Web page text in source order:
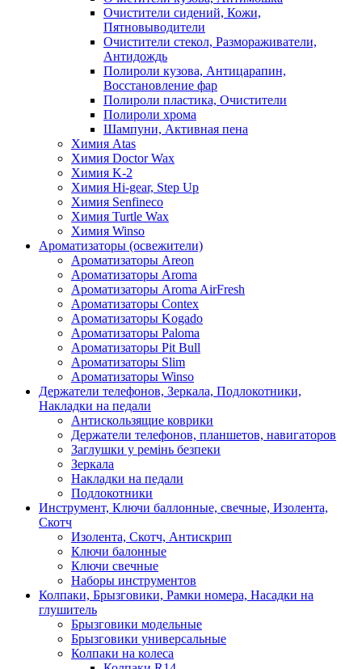
Очистители сидений, Кожи,
Пятновыводители
Очистители стекол, Размораживатели,
Антидождь
Полироли кузова, Антицарапин,
Восстановление фар
Полироли пластика, Очистители
Полироли хрома
Шампуни, Активная пена
Химия Atas
Химия Doctor Wax
Химия K-2
Химия Hi-gear, Step Up
Химия Senfineco
Химия Turtle Wax
Химия Winso
Ароматизаторы (освежители)
Ароматизаторы Areon
Ароматизаторы Aroma
Ароматизаторы Aroma AirFresh
Ароматизаторы Contex
Ароматизаторы Kogado
Ароматизаторы Paloma
Ароматизаторы Pit Bull
Ароматизаторы Slim
Ароматизаторы Winso
Держатели телефонов, Зеркала, Подлокотники,
Накладки на педали
Антискользящие коврики
Держатели телефонов, планшетов, навигаторов
Заглушки у ремінь безпеки
Зеркала
Накладки на педали
Подлокотники
Инструмент, Ключи баллонные, свечные, Изолента,
Скотч
Изолента, Скотч, Антискрип
Ключи балонные
Ключи свечные
Наборы инструментов
Колпаки, Брызговики, Рамки номера, Насадки на
глушитель
Брызговики модельные
Брызговики универсальные
Колпаки на колеса